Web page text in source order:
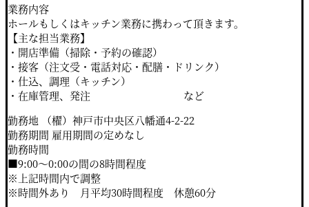
業務内容
ホールもしくはキッチン業務に携わって頂きます。
【主な担当業務】
・開店準備（掃除・予約の確認）
・接客（注文受・電話対応・配膳・ドリンク）
・仕込、調理（キッチン）
・在庫管理、発注 など
勤務地 （櫂）神戸市中央区八幡通4-2-22
勤務期間 雇用期間の定めなし
勤務時間
■9:00～0:00の間の8時間程度
※上記時間内で調整
※時間外あり 月平均30時間程度 休憩60分